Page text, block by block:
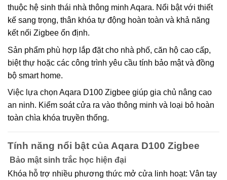
thuộc hệ sinh thái nhà thông minh Aqara. Nổi bật với thiết
kế sang trọng, thân khóa tự động hoàn toàn và khả năng
kết nối Zigbee ổn định.
Sản phẩm phù hợp lắp đặt cho nhà phố, căn hộ cao cấp,
biệt thự hoặc các công trình yêu cầu tính bảo mật và đồng
bộ smart home.
Việc lựa chọn Aqara D100 Zigbee giúp gia chủ nâng cao
an ninh. Kiểm soát cửa ra vào thông minh và loại bỏ hoàn
toàn chìa khóa truyền thống.
Tính năng nổi bật của Aqara D100 Zigbee
Bảo mật sinh trắc học hiện đại
Khóa hỗ trợ nhiều phương thức mở cửa linh hoạt: Vân tay